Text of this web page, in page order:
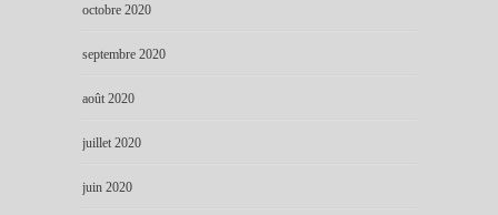
octobre 2020
septembre 2020
août 2020
juillet 2020
juin 2020